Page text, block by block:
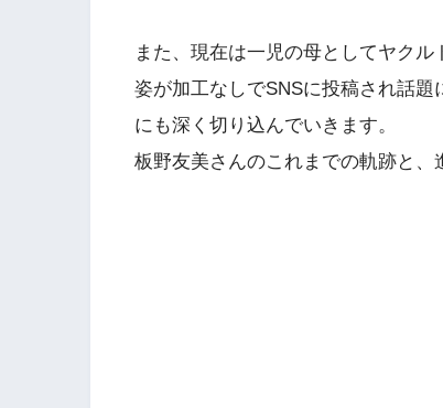
また、現在は一児の母としてヤク
姿が加工なしでSNSに投稿され話
にも深く切り込んでいきます。
板野友美さんのこれまでの軌跡と、